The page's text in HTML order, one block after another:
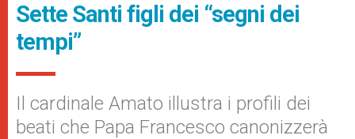
Sette Santi figli dei “segni dei
tempi”
Il cardinale Amato illustra i profili dei
beati che Papa Francesco canonizzerà